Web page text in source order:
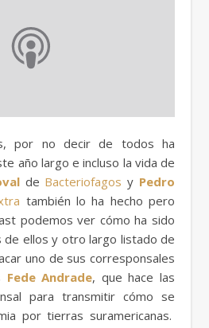
por no decir de todos ha
año largo e incluso la vida de
de Bacteriofagos y Pedro
también lo ha hecho pero
podemos ver cómo ha sido
de ellos y otro largo listado de
uno de sus corresponsales
Fede Andrade, que hace las
para transmitir cómo se
por tierras suramericanas.